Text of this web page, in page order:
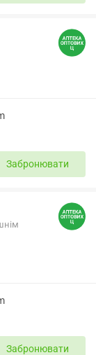
Забронювати
Забронювати